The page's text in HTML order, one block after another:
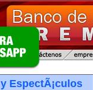
EspectÃ¡culos